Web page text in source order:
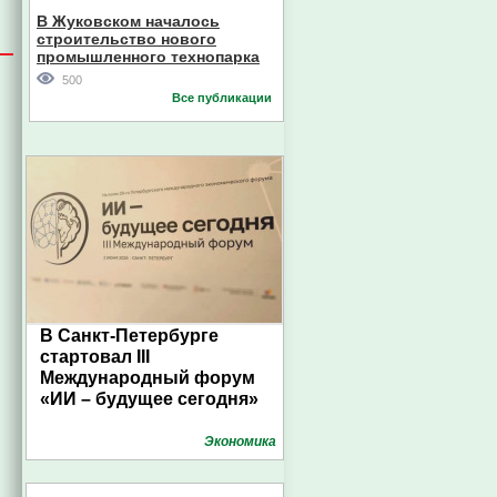
В Жуковском началось
строительство нового
промышленного технопарка
500
Все публикации
В Санкт-Петербурге
стартовал III
Международный форум
«ИИ – будущее сегодня»
Экономика